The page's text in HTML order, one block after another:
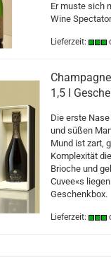
Er muste sich
Wine
Lieferzeit:
1,5 l
Die erste
und süßen
Mund ist zart,
Komplexität
Brioche und
Cuvee«s
Geschenkbox.
Lieferzeit: